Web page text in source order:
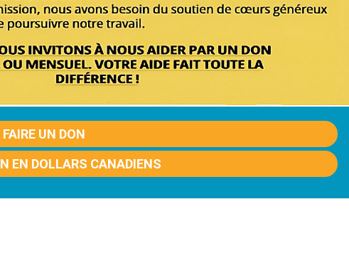
FAIRE UN DON
EN DOLLARS CANADIENS